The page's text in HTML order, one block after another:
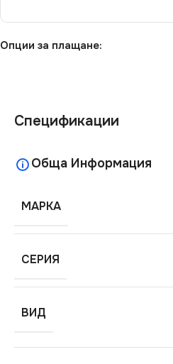
Опции за плащане:
Спецификации
Обща Информация
МАРКА
СЕРИЯ
ВИД